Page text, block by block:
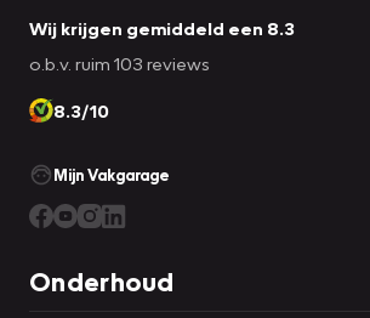
Wij krijgen gemiddeld een 8.3
o.b.v. ruim 103 reviews
8.3/10
Mijn Vakgarage
Onderhoud